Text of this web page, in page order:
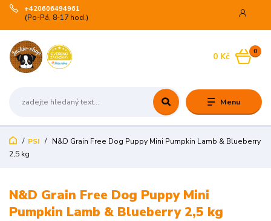
Menu
+420606494961
(Po-Pá, 8-17 hod.)
0
0 Kč
PSI
N&D Grain Free Dog Puppy Mini Pumpkin Lamb & Blueberry
2,5 kg
N&D Grain Free Dog Puppy Mini
Pumpkin Lamb & Blueberry 2,5 kg